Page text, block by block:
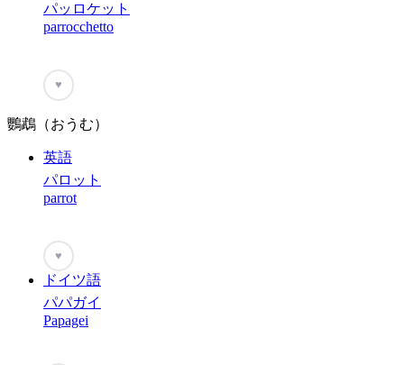
パッロケット
parrocchetto
♥
鸚鵡（おうむ）
英語
パロット
parrot
♥
ドイツ語
パパガイ
Papagei